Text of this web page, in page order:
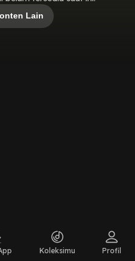
Lain
Koleksimu Profil